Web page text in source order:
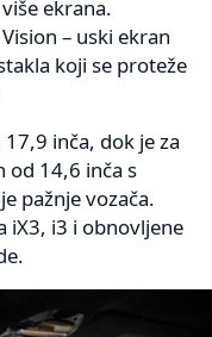
ekrana.
– uski ekran
koji se proteže
inča, dok je za
od 14,6 inča s
pažnje vozača.
iX3, i3 i obnovljene